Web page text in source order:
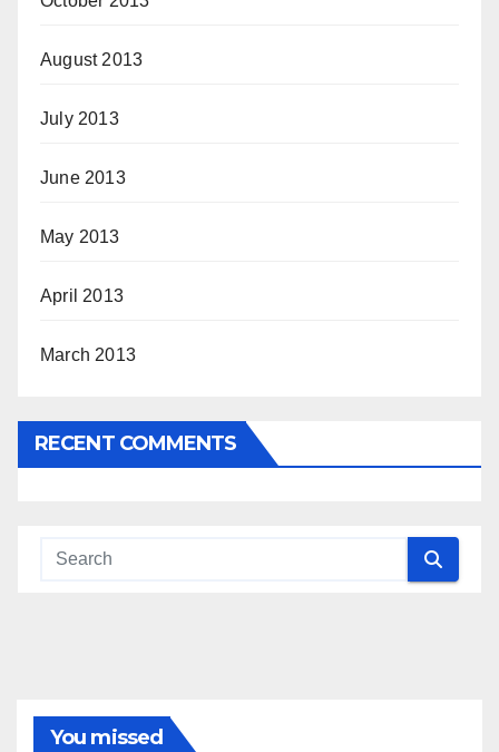
August 2013
July 2013
June 2013
May 2013
April 2013
March 2013
RECENT COMMENTS
You missed